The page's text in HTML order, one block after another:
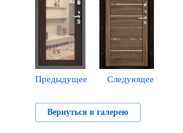
Предыдущее Следующее
Вернуться в галерею